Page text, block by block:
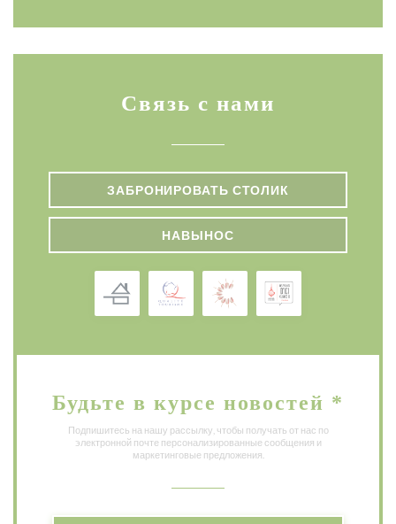
Связь с нами
ЗАБРОНИРОВАТЬ СТОЛИК
НАВЫНОС
Будьте в курсе новостей *
Подпишитесь на нашу рассылку, чтобы получать от нас по
электронной почте персонализированные сообщения и
маркетинговые предложения.